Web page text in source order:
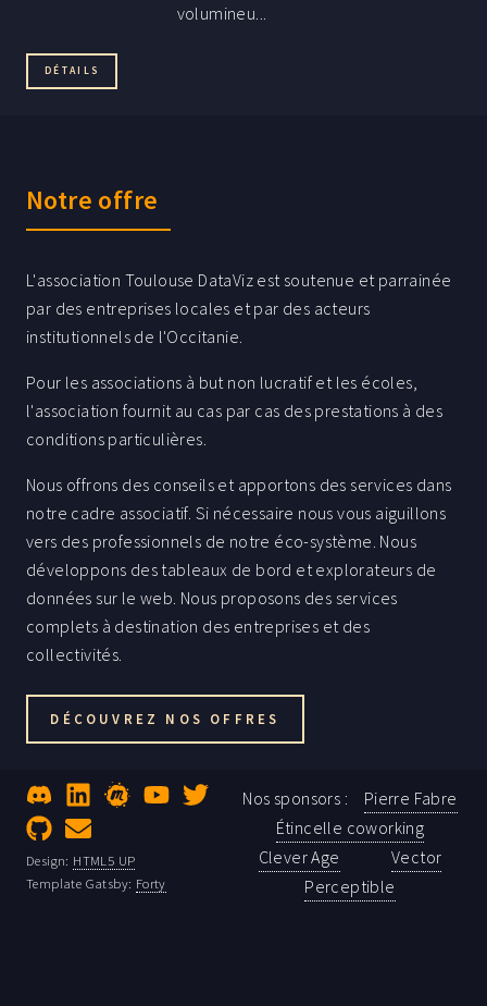
volumineu...
DÉTAILS
Notre offre
L'association Toulouse DataViz est soutenue et parrainée
par des entreprises locales et par des acteurs
institutionnels de l'Occitanie.
Pour les associations à but non lucratif et les écoles,
l'association fournit au cas par cas des prestations à des
conditions particulières.
Nous offrons des conseils et apportons des services dans
notre cadre associatif. Si nécessaire nous vous aiguillons
vers des professionnels de notre éco-système. Nous
développons des tableaux de bord et explorateurs de
données sur le web. Nous proposons des services
complets à destination des entreprises et des
collectivités.
DÉCOUVREZ NOS OFFRES
Design: HTML5 UP
Template Gatsby: Forty
Nos sponsors :
Pierre Fabre
Étincelle coworking
Clever Age
Vector
Perceptible